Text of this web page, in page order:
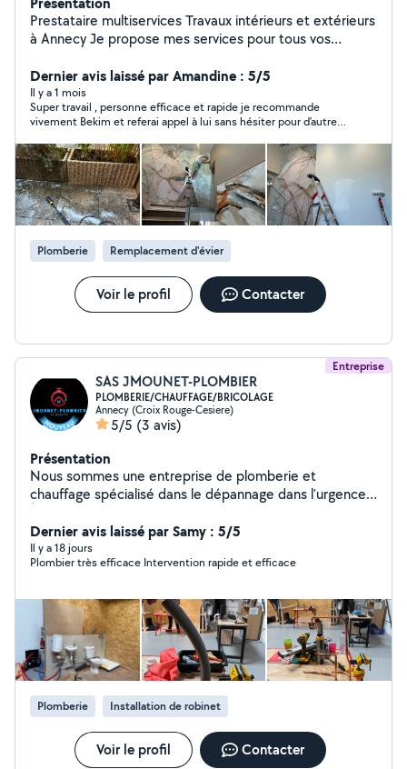
Prestataire multiservices Travaux intérieurs et extérieurs
à Annecy Je propose mes services pour tous vos
intérieure et extérieure pose de carrelage et faïence
pose de parquet montage de meubles pose d'étagères,
luminaires, tringles etc travaux de plomberie et
électricité entretien extérieur et jardin terrasse, clôture,
portail nettoyage et remise en état Travail sérieux,
soigné et rapide. Intervention sur Annecy et ses
alentours.
Dernier avis laissé par Amandine : 5/5
Il y a 1 mois
Super travail , personne efficace et rapide je recommande
vivement Bekim et referai appel à lui sans hésiter pour d’autres
Plomberie Remplacement d'évier
Voir le profil Contacter
Entreprise
SAS JMOUNET-PLOMBIER
PLOMBERIE/CHAUFFAGE/BRICOLAGE
Annecy (Croix Rouge-Cesiere)
5/5 (3 avis)
Présentation
Nous sommes une entreprise de plomberie et
chauffage spécialisé dans le dépannage dans l'urgence.
dans nos prix, honnêtes et nous aimons rendre service.
Dernier avis laissé par Samy : 5/5
Il y a 18 jours
Plombier très efficace Intervention rapide et efficace
Plomberie Installation de robinet
Voir le profil Contacter